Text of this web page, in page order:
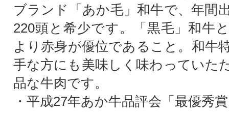
ブランド「あか毛」和牛で、年間
220頭と希少です。「黒毛」和牛
より赤身が優位であること。和牛
手な方にも美味しく味わっていた
品な牛肉です。
・平成27年あか牛品評会「最優秀